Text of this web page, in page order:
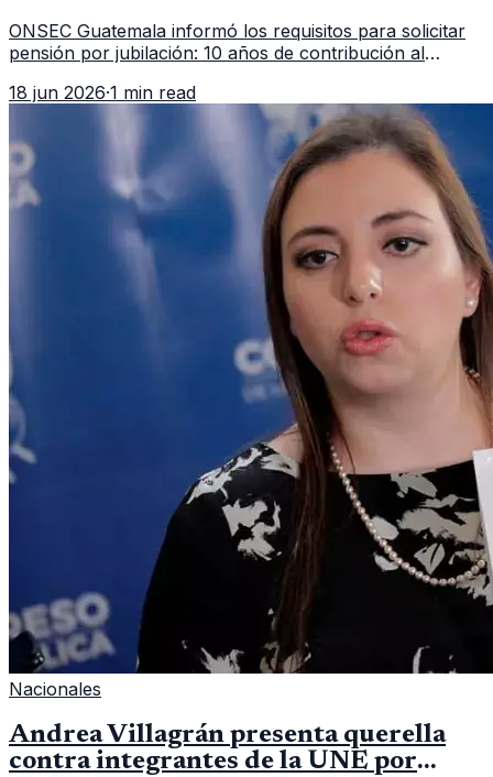
ONSEC Guatemala informó los requisitos para solicitar
pensión por jubilación: 10 años de contribución al
importar edad.
18 jun 2026·1 min read
Nacionales
Andrea Villagrán presenta querella
contra integrantes de la UNE por